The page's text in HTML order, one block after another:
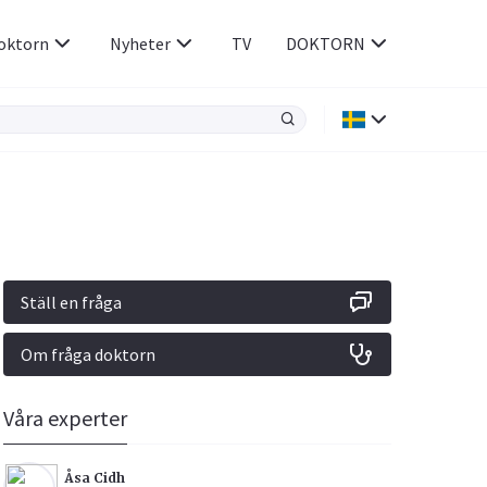
Rökavvänjning
Rörelseapparaten
Sex & Samliv
Sömn & Stress
Nyheter TV DOKTORN
Ställ en fråga
Om fråga doktorn
Våra experter
Åsa Cidh